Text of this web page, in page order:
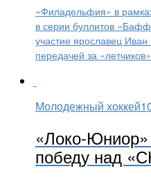
«Филадельфия» в
в серии буллитов
участие ярославец
передачей за
Молодежный хоккей
«Локо-
победу над